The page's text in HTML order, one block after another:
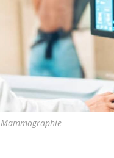
Mammographie